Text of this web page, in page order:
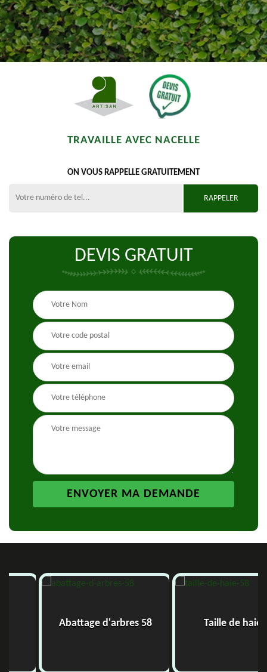
TRAVAILLE AVEC NACELLE
ON VOUS RAPPELLE GRATUITEMENT
DEVIS GRATUIT
Abattage d'arbres 58 Taille de haie